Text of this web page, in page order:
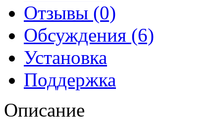
Отзывы (0)
Обсуждения (6)
Установка
Поддержка
Описание